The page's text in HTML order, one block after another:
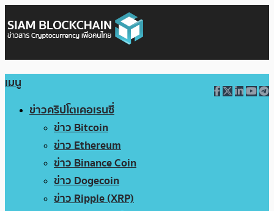
เมนู
ข่าวคริปโตเคอเรนซี่
ข่าว Bitcoin
ข่าว Ethereum
ข่าว Binance Coin
ข่าว Dogecoin
ข่าว Ripple (XRP)